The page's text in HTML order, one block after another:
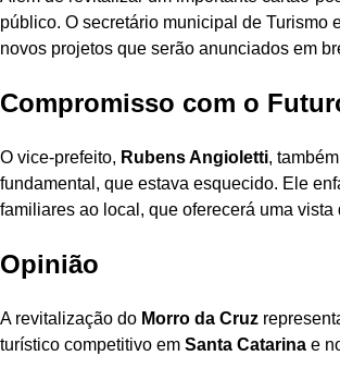
público. O secretário municipal de Turismo
novos projetos que serão anunciados em
Compromisso com o
O vice-prefeito, Rubens Angioletti,
fundamental, que estava esquecido. Ele
familiares ao local, que oferecerá uma
Opinião
A revitalização do Morro da Cruz
turístico competitivo em Santa Catarina e